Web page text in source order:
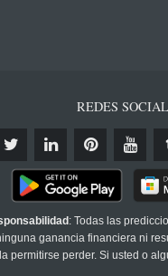
REDES
: Todas las
ganancia financiera ni
permitirse perder. Si usted o